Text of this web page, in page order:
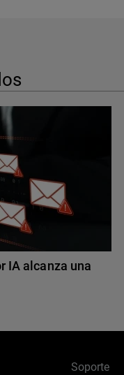
IA alcanza una
Soporte